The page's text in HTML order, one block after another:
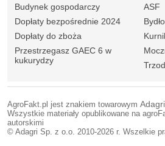
Budynek gospodarczy
Dopłaty bezpośrednie 2024
Dopłaty do zboża
Przestrzegasz GAEC 6 w
kukurydzy
ASF
AgroFakt.pl jest znakiem towarowym
Wszystkie materiały opublikowane na
autorskimi
© Adagri Sp. z o.o. 2010-2026 r. Wszelkie